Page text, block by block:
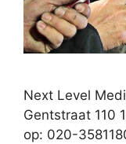
Next Level
Gentstraat 110
op: 020-